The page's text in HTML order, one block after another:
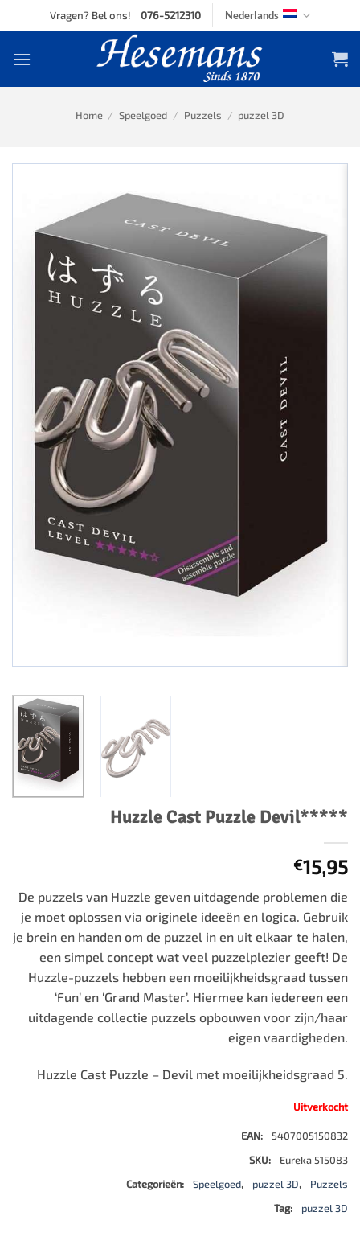
to
Vragen? Bel ons! 076-5212310 Nederlands
Home / Speelgoed / Puzzels / puzzel 3D
Huzzle Cast Puzzle Devil*****
€15,95
De puzzels van Huzzle geven uitdagende problemen die
je moet oplossen via originele ideeën en logica. Gebruik
je brein en handen om de puzzel in en uit elkaar te halen,
een simpel concept wat veel puzzelplezier geeft! De
Huzzle-puzzels hebben een moeilijkheidsgraad tussen
‘Fun’ en ‘Grand Master’. Hiermee kan iedereen een
uitdagende collectie puzzels opbouwen voor zijn/haar
eigen vaardigheden.
Huzzle Cast Puzzle – Devil met moeilijkheidsgraad 5.
Uitverkocht
EAN:
5407005150832
SKU:
Eureka 515083
Categorieën:
Speelgoed, puzzel 3D,
Puzzels
Tag:
puzzel 3D